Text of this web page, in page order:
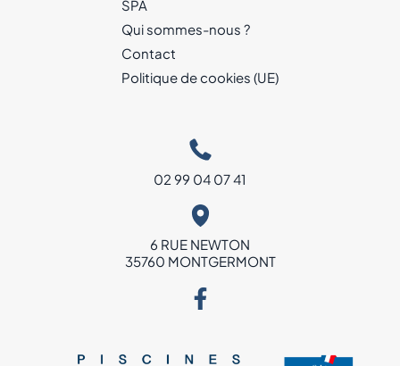
SPA
Qui sommes-nous ?
Contact
Politique de cookies (UE)
02 99 04 07 41
6 RUE NEWTON
35760 MONTGERMONT